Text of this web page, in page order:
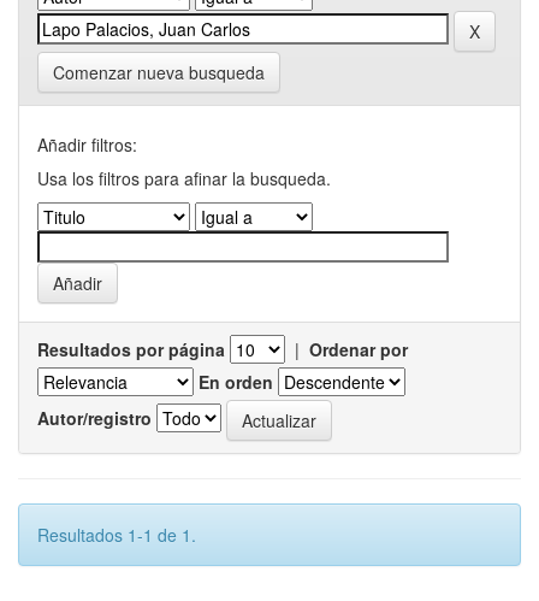
Comenzar nueva busqueda
Añadir filtros:
Usa los filtros para afinar la busqueda.
Resultados por página | Ordenar por
En orden
Autor/registro
Resultados 1-1 de 1.